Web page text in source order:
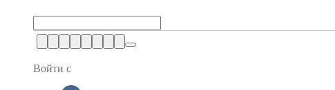
Войти с